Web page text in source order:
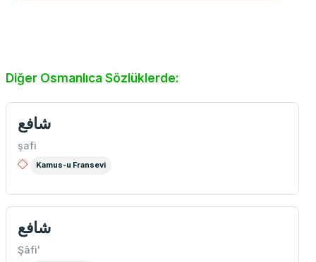
Diğer Osmanlıca Sözlüklerde:
شافع
şafi
Kamus-u Fransevi
شافع
Şâfi'